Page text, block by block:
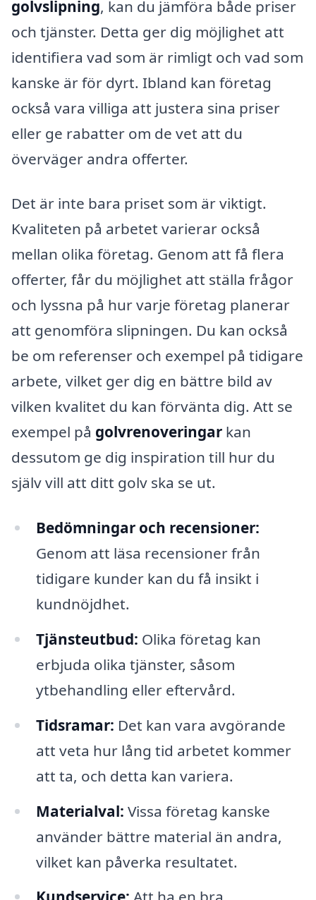
golvslipning, kan du jämföra både priser
och tjänster. Detta ger dig möjlighet att
identifiera vad som är rimligt och vad som
kanske är för dyrt. Ibland kan företag
också vara villiga att justera sina priser
eller ge rabatter om de vet att du
överväger andra offerter.
Det är inte bara priset som är viktigt.
Kvaliteten på arbetet varierar också
mellan olika företag. Genom att få flera
offerter, får du möjlighet att ställa frågor
och lyssna på hur varje företag planerar
att genomföra slipningen. Du kan också
be om referenser och exempel på tidigare
arbete, vilket ger dig en bättre bild av
vilken kvalitet du kan förvänta dig. Att se
exempel på golvrenoveringar kan
dessutom ge dig inspiration till hur du
själv vill att ditt golv ska se ut.
Bedömningar och recensioner:
Genom att läsa recensioner från
tidigare kunder kan du få insikt i
kundnöjdhet.
Tjänsteutbud: Olika företag kan
erbjuda olika tjänster, såsom
ytbehandling eller eftervård.
Tidsramar: Det kan vara avgörande
att veta hur lång tid arbetet kommer
att ta, och detta kan variera.
Materialval: Vissa företag kanske
använder bättre material än andra,
vilket kan påverka resultatet.